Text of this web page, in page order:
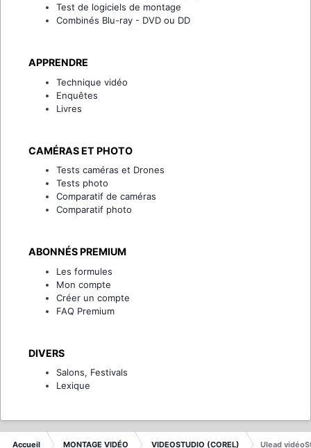
Test de logiciels de montage
Combinés Blu-ray - DVD ou DD
APPRENDRE
Technique vidéo
Enquêtes
Livres
CAMÉRAS ET PHOTO
Tests caméras et Drones
Tests photo
Comparatif de caméras
Comparatif photo
ABONNÉS PREMIUM
Les formules
Mon compte
Créer un compte
FAQ Premium
DIVERS
Salons, Festivals
Lexique
Accueil MONTAGE VIDÉO VIDEOSTUDIO (COREL) Ulead